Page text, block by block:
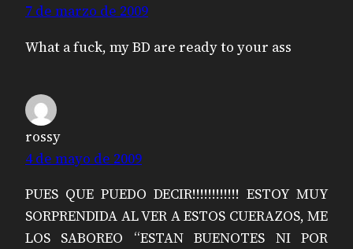
7 de marzo de 2009
What a fuck, my BD are ready to your ass
rossy
4 de mayo de 2009
PUES QUE PUEDO DECIR!!!!!!!!!!!! ESTOY MUY
SORPRENDIDA AL VER A ESTOS CUERAZOS, ME
LOS SABOREO “ESTAN BUENOTES NI POR